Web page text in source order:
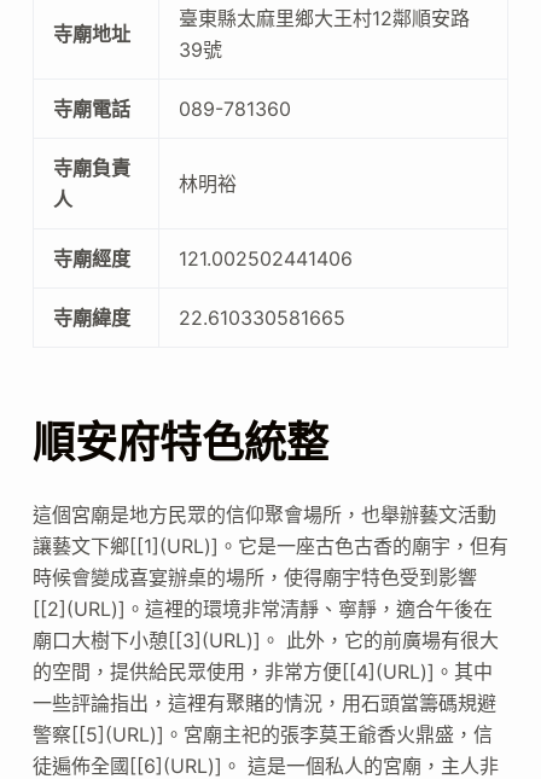
寺廟地址
臺東縣太麻里鄉大王村12鄰順安路
39號
寺廟電話 089-781360
寺廟負責
人
林明裕
寺廟經度 121.002502441406
寺廟緯度 22.610330581665
順安府特色統整
這個宮廟是地方民眾的信仰聚會場所，也舉辦藝文活動
讓藝文下鄉[[1](URL)]。它是一座古色古香的廟宇，但有
時候會變成喜宴辦桌的場所，使得廟宇特色受到影響
[[2](URL)]。這裡的環境非常清靜、寧靜，適合午後在
廟口大樹下小憩[[3](URL)]。 此外，它的前廣場有很大
的空間，提供給民眾使用，非常方便[[4](URL)]。其中
一些評論指出，這裡有聚賭的情況，用石頭當籌碼規避
警察[[5](URL)]。宮廟主祀的張李莫王爺香火鼎盛，信
徒遍佈全國[[6](URL)]。 這是一個私人的宮廟，主人非